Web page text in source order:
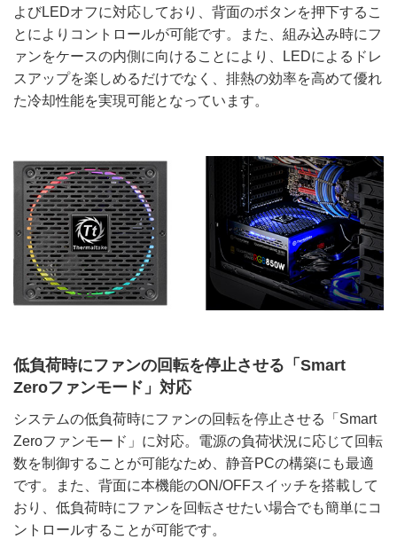
よびLEDオフに対応しており、背面のボタンを押下するこ
とによりコントロールが可能です。また、組み込み時にフ
ァンをケースの内側に向けることにより、LEDによるドレ
スアップを楽しめるだけでなく、排熱の効率を高めて優れ
た冷却性能を実現可能となっています。
低負荷時にファンの回転を停止させる「Smart
Zeroファンモード」対応
システムの低負荷時にファンの回転を停止させる「Smart
Zeroファンモード」に対応。電源の負荷状況に応じて回転
数を制御することが可能なため、静音PCの構築にも最適
です。また、背面に本機能のON/OFFスイッチを搭載して
おり、低負荷時にファンを回転させたい場合でも簡単にコ
ントロールすることが可能です。